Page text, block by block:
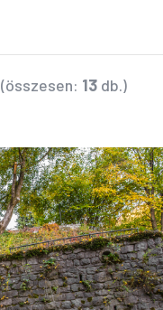
(összesen: 13 db.)